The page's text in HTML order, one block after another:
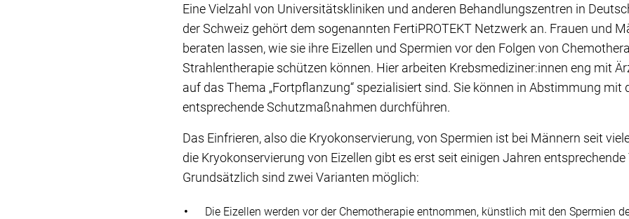
Eine Vielzahl von Universitätskliniken und anderen Behandlungszentren in
der Schweiz gehört dem sogenannten FertiPROTEKT Netzwerk an. Frauen und
beraten lassen, wie sie ihre Eizellen und Spermien vor den Folgen von
Strahlentherapie schützen können. Hier arbeiten Krebsmediziner:innen eng mit
auf das Thema „Fortpflanzung“ spezialisiert sind. Sie können in Abstimmung mit
entsprechende Schutzmaßnahmen durchführen.
Das Einfrieren, also die Kryokonservierung, von Spermien ist bei Männern seit
die Kryokonservierung von Eizellen gibt es erst seit einigen Jahren entsprechende
Grundsätzlich sind zwei Varianten möglich:
Die Eizellen werden vor der Chemotherapie entnommen, künstlich mit den Spermien